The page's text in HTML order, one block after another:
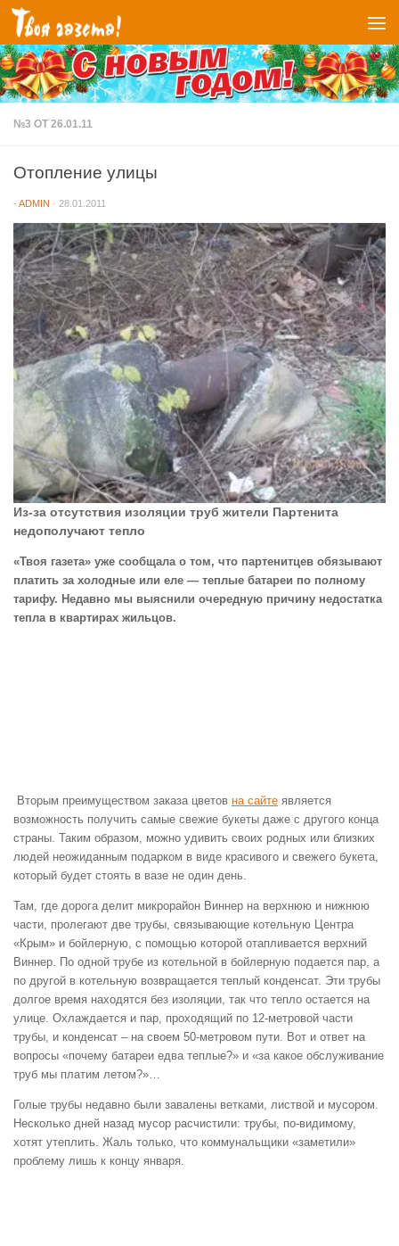
Перейти к содержимому
№3 ОТ 26.01.11
Отопление улицы
- ADMIN · 28.01.2011
Из-за отсутствия изоляции труб жители Партенита
недополучают тепло
«Твоя газета» уже сообщала о том, что партенитцев обязывают
платить за холодные или еле — теплые батареи по полному
тарифу. Недавно мы выяснили очередную причину недостатка
тепла в квартирах жильцов.
Вторым преимуществом заказа цветов на сайте является
возможность получить самые свежие букеты даже с другого конца
страны. Таким образом, можно удивить своих родных или близких
людей неожиданным подарком в виде красивого и свежего букета,
который будет стоять в вазе не один день.
Там, где дорога делит микрорайон Виннер на верхнюю и нижнюю
части, пролегают две трубы, связывающие котельную Центра
«Крым» и бойлерную, с помощью которой отапливается верхний
Виннер. По одной трубе из котельной в бойлерную подается пар, а
по другой в котельную возвращается теплый конденсат. Эти трубы
долгое время находятся без изоляции, так что тепло остается на
улице. Охлаждается и пар, проходящий по 12-метровой части
трубы, и конденсат – на своем 50-метровом пути. Вот и ответ на
вопросы «почему батареи едва теплые?» и «за какое обслуживание
труб мы платим летом?»…
Голые трубы недавно были завалены ветками, листвой и мусором.
Несколько дней назад мусор расчистили: трубы, по-видимому,
хотят утеплить. Жаль только, что коммунальщики «заметили»
проблему лишь к концу января.